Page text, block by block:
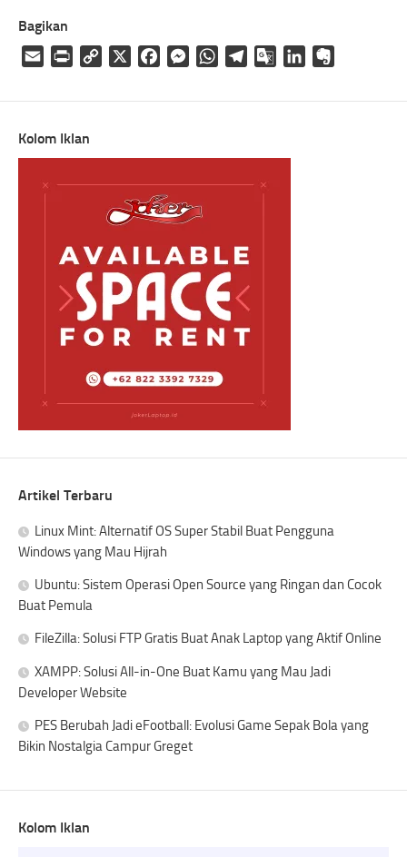
Bagikan
Email
Print
Copy
FacebookMessengerWhatsAppTelegramGoogleLinkedIn
Kolom Iklan
Artikel Terbaru
Linux Mint: Alternatif OS Super Stabil Buat Pengguna
Windows yang Mau Hijrah
Ubuntu: Sistem Operasi Open Source yang Ringan dan Cocok
Buat Pemula
FileZilla: Solusi FTP Gratis Buat Anak Laptop yang Aktif Online
XAMPP: Solusi All-in-One Buat Kamu yang Mau Jadi
Developer Website
PES Berubah Jadi eFootball: Evolusi Game Sepak Bola yang
Bikin Nostalgia Campur Greget
Kolom Iklan